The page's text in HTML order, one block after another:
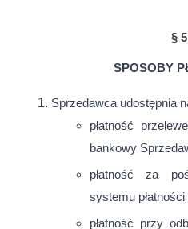
§ 5
SPOSOBY
Sprzedawca udostępnia
płatność
bankowy
płatność za
systemu
płatność przy